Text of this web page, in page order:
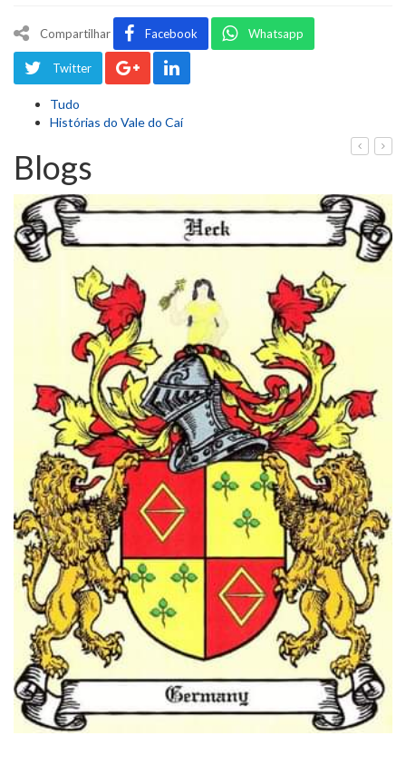
Compartilhar Facebook Whatsapp
Twitter
Tudo
Histórias do Vale do Caí
Blogs